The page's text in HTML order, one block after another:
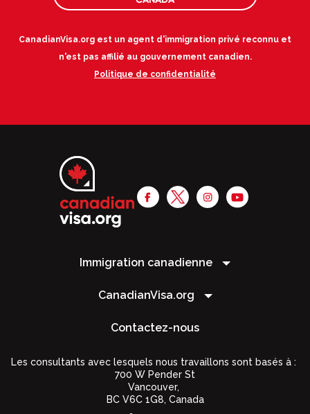
CanadianVisa.org est un agent d'immigration privé reconnu et
n'est pas affilié au gouvernement canadien.
Politique de confidentialité
Immigration canadienne
CanadianVisa.org
Contactez-nous
Les consultants avec lesquels nous travaillons sont basés à :
700 W Pender St
Vancouver,
BC V6C 1G8, Canada